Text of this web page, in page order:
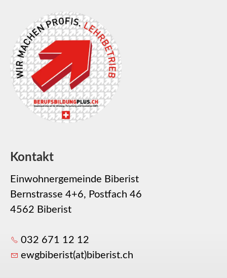
Kontakt
Einwohnergemeinde Biberist
Bernstrasse 4+6, Postfach 46
4562 Biberist
032 671 12 12
ewgbiberist(at)biberist.ch